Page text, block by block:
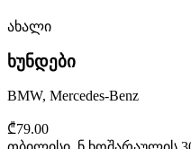
ახალი
ხუნდები
BMW, Mercedes-Benz
₾79.00